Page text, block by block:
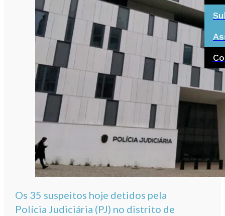
Os 35 suspeitos hoje detidos pela
Polícia Judiciária (PJ) no distrito de